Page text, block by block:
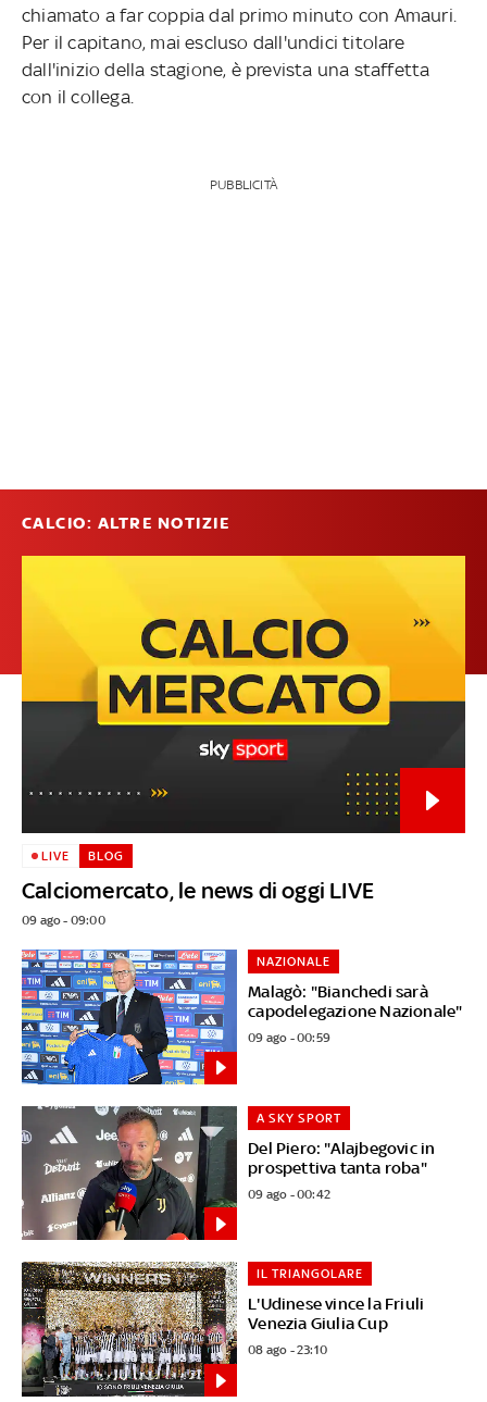
chiamato a far coppia dal primo minuto con Amauri.
Per il capitano, mai escluso dall'undici titolare
dall'inizio della stagione, è prevista una staffetta
con il collega.
PUBBLICITÀ
CALCIO: ALTRE NOTIZIE
Calciomercato, le news di oggi LIVE
LIVE BLOG
09 ago - 09:00
Malagò: "Bianchedi sarà
capodelegazione Nazionale"
NAZIONALE
09 ago - 00:59
Del Piero: "Alajbegovic in
prospettiva tanta roba"
A SKY SPORT
09 ago - 00:42
L'Udinese vince la Friuli
Venezia Giulia Cup
IL TRIANGOLARE
08 ago - 23:10